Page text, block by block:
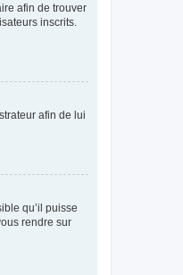
afin de trouver
inscrits.
afin de lui
qu’il puisse
rendre sur